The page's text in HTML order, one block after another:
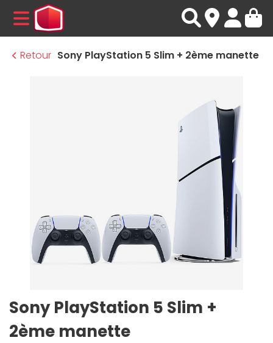
MENU
Retour Sony PlayStation 5 Slim + 2ème manette
Sony PlayStation 5 Slim +
2ème manette